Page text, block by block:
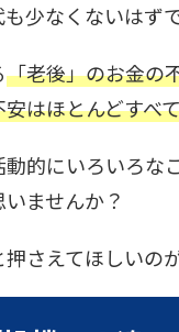
少なくないはずで
「老後」のお金の
はほとんどすべ
的にいろいろな
ませんか？
さえてほしいの